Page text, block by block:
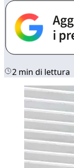
2 min di lettura